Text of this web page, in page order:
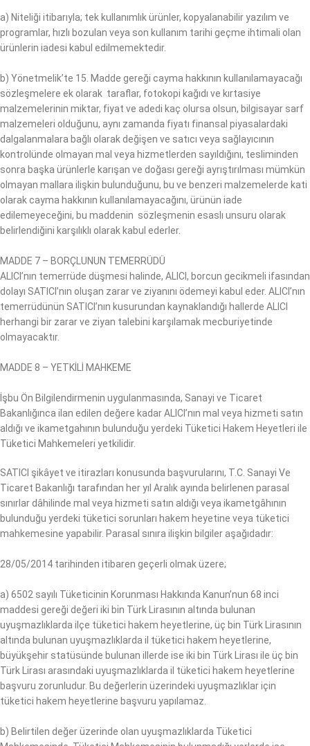
a) Niteliği itibarıyla; tek kullanımlık ürünler, kopyalanabilir yazılım ve
programlar, hızlı bozulan veya son kullanım tarihi geçme ihtimali olan
ürünlerin iadesi kabul edilmemektedir.
b) Yönetmelik’te 15. Madde gereği cayma hakkının kullanılamayacağı
sözleşmelere ek olarak taraflar, fotokopi kağıdı ve kırtasiye
malzemelerinin miktar, fiyat ve adedi kaç olursa olsun, bilgisayar sarf
malzemeleri olduğunu, aynı zamanda fiyatı finansal piyasalardaki
dalgalanmalara bağlı olarak değişen ve satıcı veya sağlayıcının
kontrolünde olmayan mal veya hizmetlerden sayıldığını, tesliminden
sonra başka ürünlerle karışan ve doğası gereği ayrıştırılması mümkün
olmayan mallara ilişkin bulunduğunu, bu ve benzeri malzemelerde kati
olarak cayma hakkının kullanılamayacağını, ürünün iade
edilemeyeceğini, bu maddenin sözleşmenin esaslı unsuru olarak
belirlendiğini karşılıklı olarak kabul ederler.
MADDE 7 – BORÇLUNUN TEMERRÜDÜ
ALICI’nın temerrüde düşmesi halinde, ALICI, borcun gecikmeli ifasından
dolayı SATICI’nın oluşan zarar ve ziyanını ödemeyi kabul eder. ALICI’nın
temerrüdünün SATICI’nın kusurundan kaynaklandığı hallerde ALICI
herhangi bir zarar ve ziyan talebini karşılamak mecburiyetinde
olmayacaktır.
MADDE 8 – YETKİLİ MAHKEME
İşbu Ön Bilgilendirmenin uygulanmasında, Sanayi ve Ticaret
Bakanlığınca ilan edilen değere kadar ALICI’nın mal veya hizmeti satın
aldığı ve ikametgahının bulunduğu yerdeki Tüketici Hakem Heyetleri ile
Tüketici Mahkemeleri yetkilidir.
SATICI şikâyet ve itirazları konusunda başvurularını, T.C. Sanayi Ve
Ticaret Bakanlığı tarafından her yıl Aralık ayında belirlenen parasal
sınırlar dâhilinde mal veya hizmeti satın aldığı veya ikametgâhının
bulunduğu yerdeki tüketici sorunları hakem heyetine veya tüketici
mahkemesine yapabilir. Parasal sınıra ilişkin bilgiler aşağıdadır:
28/05/2014 tarihinden itibaren geçerli olmak üzere;
a) 6502 sayılı Tüketicinin Korunması Hakkında Kanun’nun 68 inci
maddesi gereği değeri iki bin Türk Lirasının altında bulunan
uyuşmazlıklarda ilçe tüketici hakem heyetlerine, üç bin Türk Lirasının
altında bulunan uyuşmazlıklarda il tüketici hakem heyetlerine,
büyükşehir statüsünde bulunan illerde ise iki bin Türk Lirası ile üç bin
Türk Lirası arasındaki uyuşmazlıklarda il tüketici hakem heyetlerine
başvuru zorunludur. Bu değerlerin üzerindeki uyuşmazlıklar için
tüketici hakem heyetlerine başvuru yapılamaz.
b) Belirtilen değer üzerinde olan uyuşmazlıklarda Tüketici